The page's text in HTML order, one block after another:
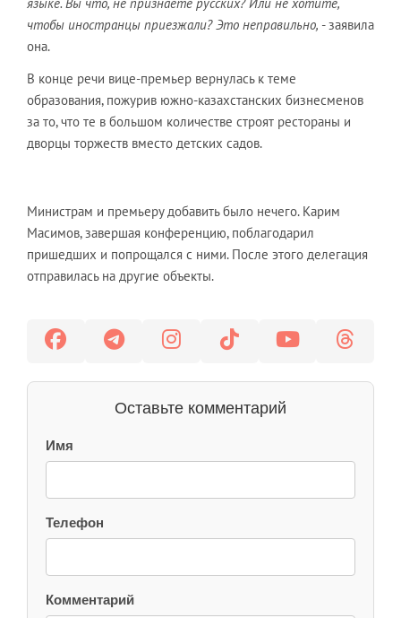
чтобы иностранцы приезжали? Это неправильно, - заявила
она.
В конце речи вице-премьер вернулась к теме
образования, пожурив южно-казахстанских бизнесменов
за то, что те в большом количестве строят рестораны и
дворцы торжеств вместо детских садов.
Министрам и премьеру добавить было нечего. Карим
Масимов, завершая конференцию, поблагодарил
пришедших и попрощался с ними. После этого делегация
отправилась на другие объекты.
Оставьте комментарий
Имя
Телефон
Комментарий